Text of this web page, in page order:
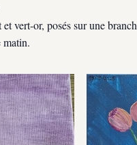
vert-or, posés sur une
matin.